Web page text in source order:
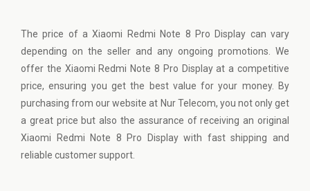
The price of a Xiaomi Redmi Note 8 Pro Display can vary
depending on the seller and any ongoing promotions. We
offer the Xiaomi Redmi Note 8 Pro Display at a competitive
price, ensuring you get the best value for your money. By
purchasing from our website at Nur Telecom, you not only get
a great price but also the assurance of receiving an original
Xiaomi Redmi Note 8 Pro Display with fast shipping and
reliable customer support.